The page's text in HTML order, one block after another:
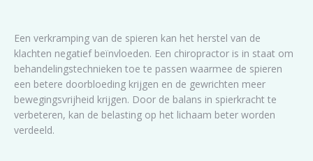
Een verkramping van de spieren kan het herstel van de
klachten negatief beïnvloeden. Een chiropractor is in staat om
behandelingstechnieken toe te passen waarmee de spieren
een betere doorbloeding krijgen en de gewrichten meer
bewegingsvrijheid krijgen. Door de balans in spierkracht te
verbeteren, kan de belasting op het lichaam beter worden
verdeeld.